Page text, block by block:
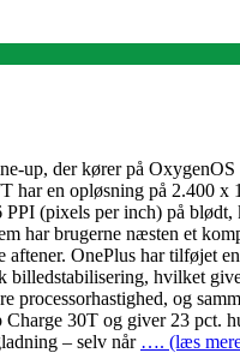
up, der kører på
har en opløsning på
(pixels per inch) på
har brugerne næsten et
aftener. OnePlus har
hvilket
og
30T og giver 23
– selv når …. (læs